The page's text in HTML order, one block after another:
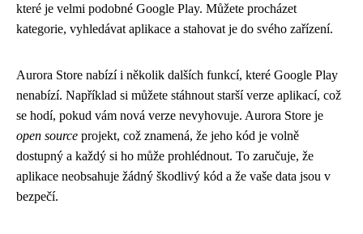
které je velmi podobné Google Play. Můžete procházet
kategorie, vyhledávat aplikace a stahovat je do svého zařízení.
Aurora Store nabízí i několik dalších funkcí, které Google Play
nenabízí. Například si můžete stáhnout starší verze aplikací, což
se hodí, pokud vám nová verze nevyhovuje. Aurora Store je
open source projekt, což znamená, že jeho kód je volně
dostupný a každý si ho může prohlédnout. To zaručuje, že
aplikace neobsahuje žádný škodlivý kód a že vaše data jsou v
bezpečí.